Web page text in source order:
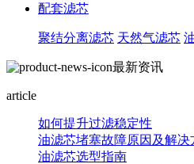
配套滤芯
聚结分离滤芯 天然气滤芯
最新资讯
article
如何提升过滤稳定性
油滤芯堵塞故障原因及解决
油滤芯选型指南